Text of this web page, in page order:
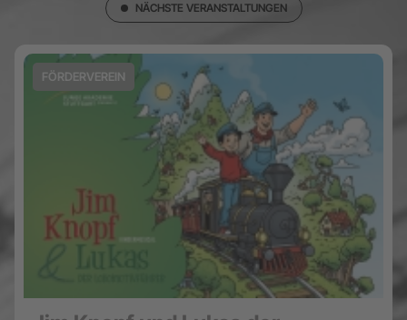
NÄCHSTE VERANSTALTUNGEN
FÖRDERVEREIN